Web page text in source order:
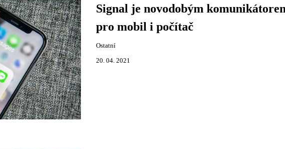
Signal je novodobým
pro mobil i počítač
Ostatní
20. 04. 2021